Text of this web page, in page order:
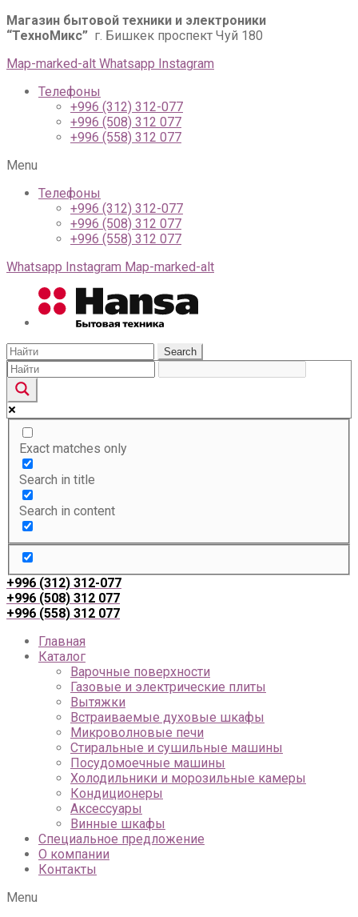
Магазин бытовой техники и электроники
“ТехноМикс” г. Бишкек проспект Чуй 180
Map-marked-alt Whatsapp Instagram
Телефоны
+996 (312) 312-077
+996 (508) 312 077
+996 (558) 312 077
Menu
Телефоны
+996 (312) 312-077
+996 (508) 312 077
+996 (558) 312 077
Whatsapp Instagram Map-marked-alt
Search
Exact matches only
Search in title
Search in content
+996 (312) 312-077
+996 (508) 312 077
+996 (558) 312 077
Главная
Каталог
Варочные поверхности
Газовые и электрические плиты
Вытяжки
Встраиваемые духовые шкафы
Микроволновые печи
Стиральные и сушильные машины
Посудомоечные машины
Холодильники и морозильные камеры
Кондиционеры
Аксессуары
Винные шкафы
Специальное предложение
О компании
Контакты
Menu